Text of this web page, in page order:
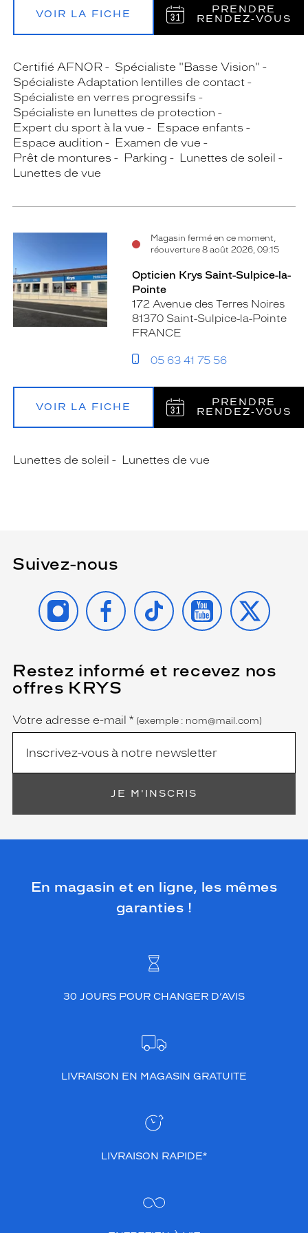
VOIR LA FICHE
PRENDRE
RENDEZ‑VOUS
Certifié AFNOR
Spécialiste "Basse Vision"
Spécialiste Adaptation lentilles de contact
Spécialiste en verres progressifs
Spécialiste en lunettes de protection
Expert du sport à la vue
Espace enfants
Espace audition
Examen de vue
Prêt de montures
Parking
Lunettes de soleil
Lunettes de vue
Magasin fermé en ce moment,
réouverture 8 août 2026, 09:15
Opticien Krys Saint-Sulpice-la-
Pointe
172 Avenue des Terres Noires
81370 Saint-Sulpice-la-Pointe
FRANCE
05 63 41 75 56
VOIR LA FICHE
PRENDRE
RENDEZ‑VOUS
Lunettes de soleil Lunettes de vue
Suivez-nous
INSTAGRAMFACEBOOK
TIKTOK YOUTUBE
X
Restez informé et recevez nos
offres KRYS
Name
Votre adresse e-mail *
(Ce
champ
est
obligatoire)
(exemple : nom@mail.com)
JE M'INSCRIS
En magasin et en ligne, les mêmes
garanties !
30 JOURS POUR CHANGER D’AVIS
LIVRAISON EN MAGASIN GRATUITE
LIVRAISON RAPIDE*